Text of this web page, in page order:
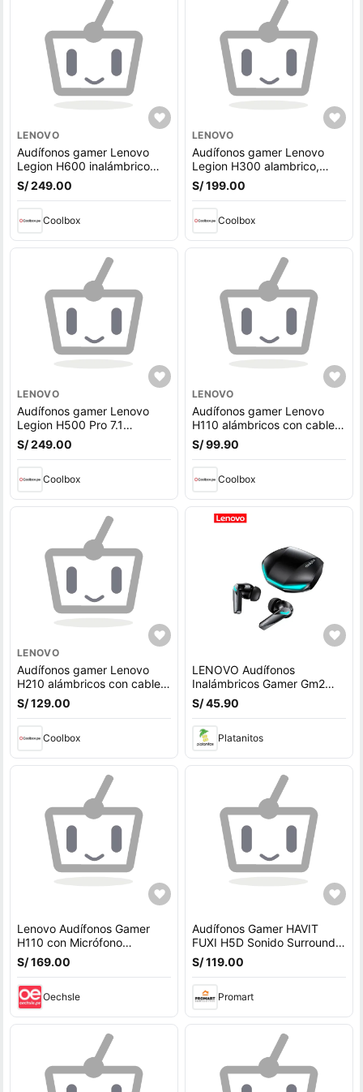
LENOVO
Audífonos gamer Lenovo
Legion H600 inalámbrico
bluetooth, micrófono
ajustable y sonido estéreo
S/ 249.00
Coolbox
LENOVO
Audífonos gamer Lenovo
Legion H300 alambrico,
conexión 3.5 mm/USB,
sonido estéreo claro,
cancelación de ruido
S/ 199.00
Coolbox
LENOVO
Audífonos gamer Lenovo
Legion H500 Pro 7.1
alámbricos, conexión USB,
sonido envolvente 7.1 y
S/ 249.00
Coolbox
LENOVO
Audífonos gamer Lenovo
H110 alámbricos con cable
3.5 mm y micrófono
ajustable, diseño cómodo y
S/ 99.90
Coolbox
LENOVO
Audífonos gamer Lenovo
H210 alámbricos con cable
3.5 mm y micrófono
ajustable, diseño cómodo y
S/ 129.00
Coolbox
LENOVO Audífonos
Inalámbricos Gamer Gm2
Pro Bluetooth 5.3
S/ 45.90
Platanitos
Lenovo Audífonos Gamer
H110 con Micrófono
Omnidireccional Alámbrico -
GXD1P46879
S/ 169.00
Oechsle
Audífonos Gamer HAVIT
FUXI H5D Sonido Surround y
Micrófono Desmontable
S/ 119.00
Promart